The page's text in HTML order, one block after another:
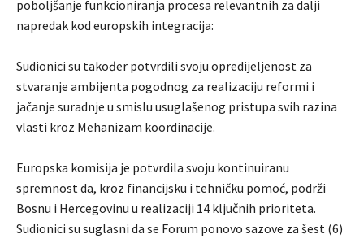
poboljšanje funkcioniranja procesa relevantnih za dalji
napredak kod europskih integracija:
Sudionici su također potvrdili svoju opredijeljenost za
stvaranje ambijenta pogodnog za realizaciju reformi i
jačanje suradnje u smislu usuglašenog pristupa svih razina
vlasti kroz Mehanizam koordinacije.
Europska komisija je potvrdila svoju kontinuiranu
spremnost da, kroz financijsku i tehničku pomoć, podrži
Bosnu i Hercegovinu u realizaciji 14 ključnih prioriteta.
Sudionici su suglasni da se Forum ponovo sazove za šest (6)